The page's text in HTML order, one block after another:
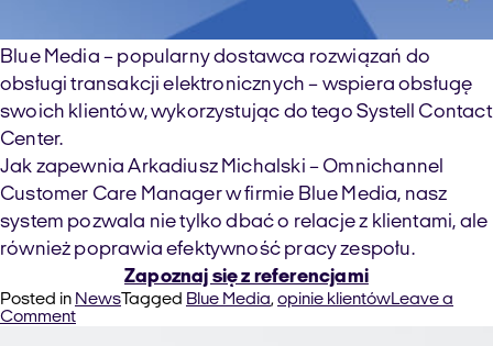
Blue Media – popularny dostawca rozwiązań do
obsługi transakcji elektronicznych – wspiera obsługę
swoich klientów, wykorzystując do tego Systell Contact
Center.
Jak zapewnia Arkadiusz Michalski – Omnichannel
Customer Care Manager w firmie Blue Media, nasz
system pozwala nie tylko dbać o relacje z klientami, ale
również poprawia efektywność pracy zespołu.
Zapoznaj się z referencjami
Posted in NewsTagged Blue Media, opinie klientówLeave a
Commenton